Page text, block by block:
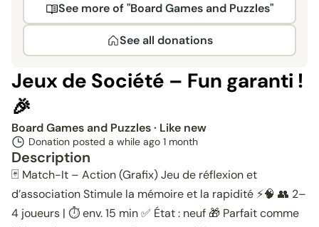
See more of "Board Games and Puzzles"
See all donations
Jeux de Société – Fun garanti !
🎉
Board Games and Puzzles· Like new
Donation posted a while ago 1 month
Description
🃏 Match-It – Action (Grafix) Jeu de réflexion et
d’association Stimule la mémoire et la rapidité ⚡🧠 👥 2–
4 joueurs | ⏱️ env. 15 min ✅ État : neuf 🎁 Parfait comme